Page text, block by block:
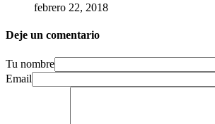
febrero 22, 2018
Deje un comentario
Tu nombre
Email